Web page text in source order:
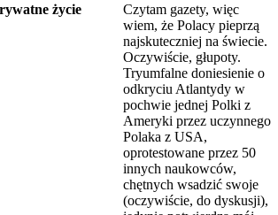
Czytam gazety, więc
wiem, że Polacy pieprzą
najskuteczniej na świecie.
Oczywiście, głupoty.
Tryumfalne doniesienie o
odkryciu Atlantydy w
pochwie jednej Polki z
Ameryki przez uczynnego
Polaka z USA,
oprotestowane przez 50
innych naukowców,
chętnych wsadzić swoje
(oczywiście, do dyskusji),